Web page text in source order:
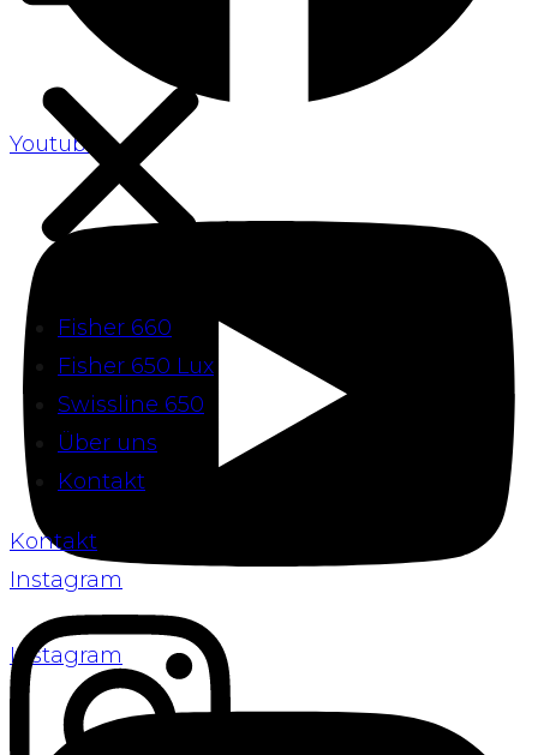
Fisher 660
Fisher 650 Lux
Swissline 650
Über uns
Kontakt
Kontakt
Instagram
Youtube
Instagram